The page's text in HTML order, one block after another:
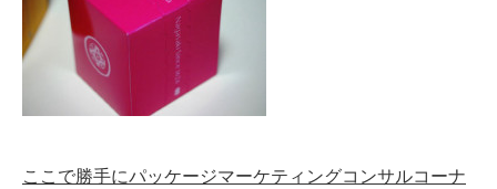
ここで勝手にパッケージマーケティングコンサルコーナ